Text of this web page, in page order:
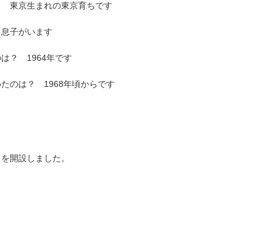
東京生まれの東京育ちです
子がいます
は？ 1964年です
たのは？ 1968年頃からです
開設しました。